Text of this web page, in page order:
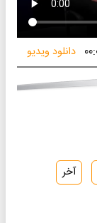
دانلود ویدیو
آخر